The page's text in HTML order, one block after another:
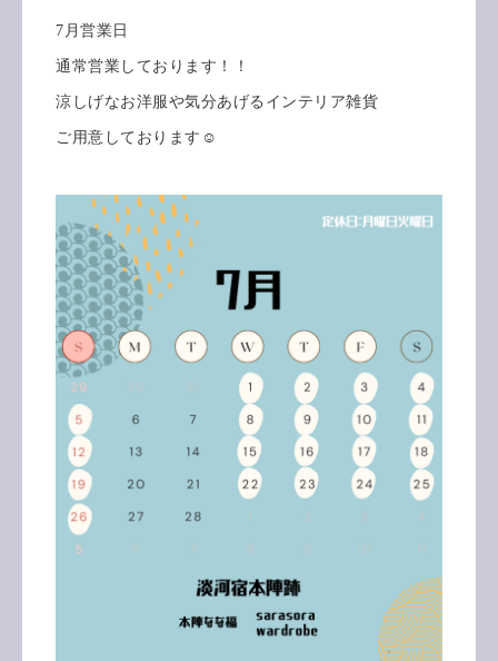
7月営業日
通常営業しております！！
涼しげなお洋服や気分あげるインテリア雑貨
ご用意しております☺️